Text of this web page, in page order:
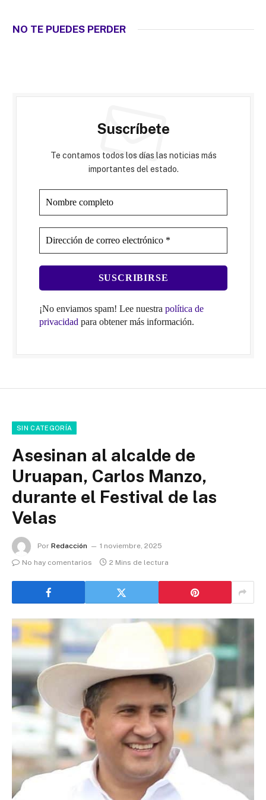
NO TE PUEDES PERDER
Suscríbete
Te contamos todos los días las noticias más
importantes del estado.
¡No enviamos spam! Lee nuestra política de
privacidad para obtener más información.
SIN CATEGORÍA
Asesinan al alcalde de
Uruapan, Carlos Manzo,
durante el Festival de las
Velas
Por Redacción
1 noviembre, 2025
No hay comentarios
2 Mins de lectura